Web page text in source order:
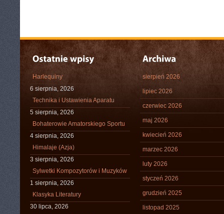
Harlequiny
6 sierpnia, 2026
Technika i Ustawienia Aparatu
5 sierpnia, 2026
Bohaterowie Amatorskiego Sportu
4 sierpnia, 2026
Himalaje (Azja)
3 sierpnia, 2026
Sylwetki Kompozytorów i Muzyków
1 sierpnia, 2026
Klasyka Literatury
30 lipca, 2026
sierpień 2026
lipiec 2026
czerwiec 2026
maj 2026
kwiecień 2026
marzec 2026
luty 2026
styczeń 2026
grudzień 2025
listopad 2025